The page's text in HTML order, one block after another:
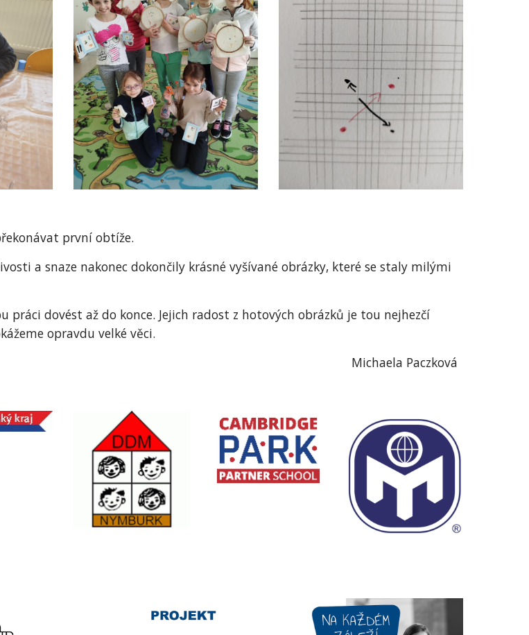
první obtíže.
a snaze nakonec dokončily krásné vyšívané obrázky, které se staly milými
dovést až do konce. Jejich radost z hotových obrázků je tou nejhezčí
opravdu velké věci.
Michaela Paczková